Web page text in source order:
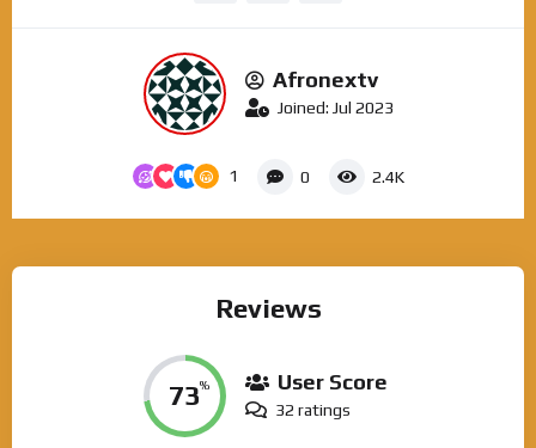
Afronextv
Joined: Jul 2023
1 0 2.4K
Reviews
73% User Score
32 ratings